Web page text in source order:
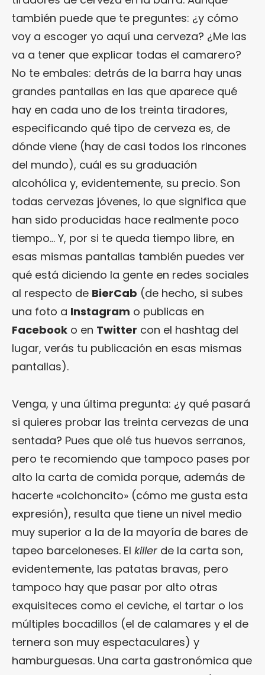
también puede que te preguntes: ¿y cómo
voy a escoger yo aquí una cerveza? ¿Me las
va a tener que explicar todas el camarero?
No te embales: detrás de la barra hay unas
grandes pantallas en las que aparece qué
hay en cada uno de los treinta tiradores,
especificando qué tipo de cerveza es, de
dónde viene (hay de casi todos los rincones
del mundo), cuál es su graduación
alcohólica y, evidentemente, su precio. Son
todas cervezas jóvenes, lo que significa que
han sido producidas hace realmente poco
tiempo… Y, por si te queda tiempo libre, en
esas mismas pantallas también puedes ver
qué está diciendo la gente en redes sociales
al respecto de BierCab (de hecho, si subes
una foto a Instagram o publicas en
Facebook o en Twitter con el hashtag del
lugar, verás tu publicación en esas mismas
pantallas).
Venga, y una última pregunta: ¿y qué pasará
si quieres probar las treinta cervezas de una
sentada? Pues que olé tus huevos serranos,
pero te recomiendo que tampoco pases por
alto la carta de comida porque, además de
hacerte «colchoncito» (cómo me gusta esta
expresión), resulta que tiene un nivel medio
muy superior a la de la mayoría de bares de
tapeo barceloneses. El killer de la carta son,
evidentemente, las patatas bravas, pero
tampoco hay que pasar por alto otras
exquisiteces como el ceviche, el tartar o los
múltiples bocadillos (el de calamares y el de
ternera son muy espectaculares) y
hamburguesas. Una carta gastronómica que